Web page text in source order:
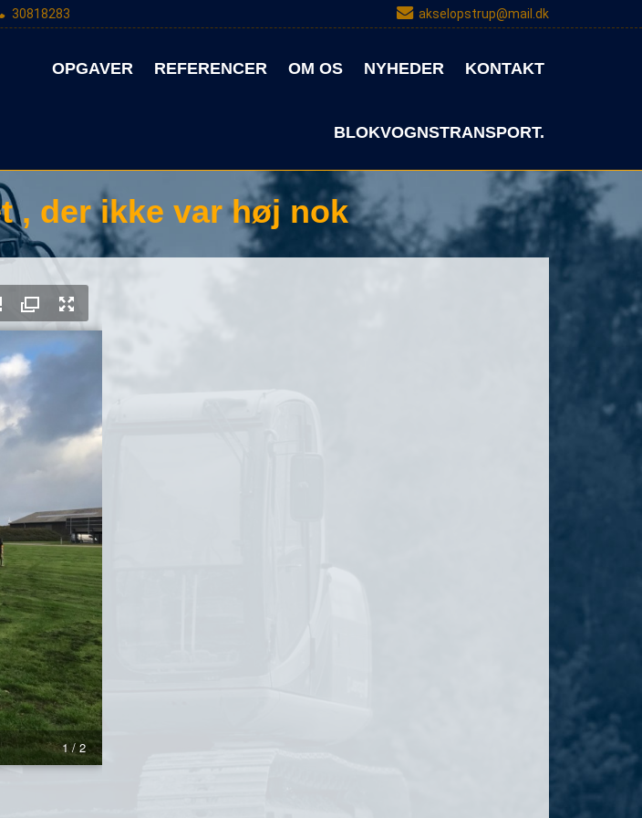
30818283 akselopstrup@mail.dk
OPGAVER REFERENCER OM OS NYHEDER KONTAKT
BLOKVOGNSTRANSPORT.
, der ikke var høj nok